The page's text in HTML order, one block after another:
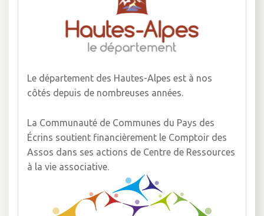
Le département des Hautes-Alpes est à nos
côtés depuis de nombreuses années.
La Communauté de Communes du Pays des
Écrins soutient financièrement le Comptoir des
Assos dans ses actions de Centre de Ressources
à la vie associative.